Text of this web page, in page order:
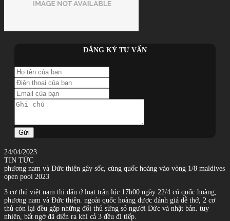
ĐĂNG KÝ TƯ VẤN
Gửi
24/04/2023
TIN TỨC
phương nam và Đức thiện gây sốc, cùng quốc hoàng vào vòng 1/8 maldives
open pool 2023
3 cơ thủ việt nam thi đấu ở loạt trận lúc 17h00 ngày 22/4 có quốc hoàng,
phương nam và Đức thiện. ngoài quốc hoàng được đánh giá dễ thở, 2 cơ
thủ còn lại đều gặp những đối thủ sừng sỏ người Đức và nhật bản. tuy
nhiên, bất ngờ đã diễn ra khi cả 3 đều đi tiếp.